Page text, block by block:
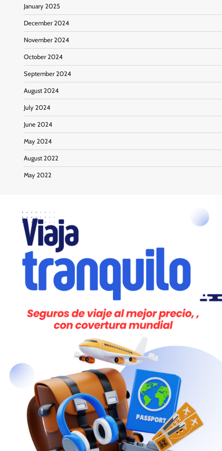
January 2025
December 2024
November 2024
October 2024
September 2024
August 2024
July 2024
June 2024
May 2024
August 2022
May 2022